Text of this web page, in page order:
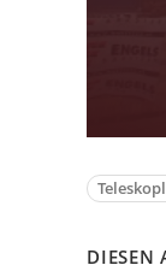
DIESEN